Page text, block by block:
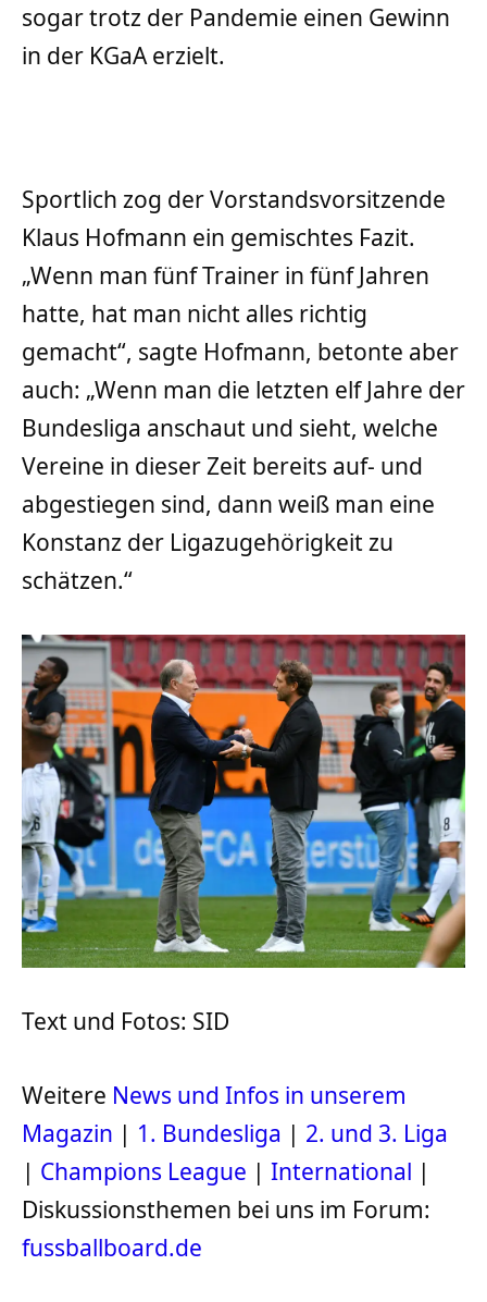
sogar trotz der Pandemie einen Gewinn
in der KGaA erzielt.
Sportlich zog der Vorstandsvorsitzende
Klaus Hofmann ein gemischtes Fazit.
„Wenn man fünf Trainer in fünf Jahren
hatte, hat man nicht alles richtig
gemacht“, sagte Hofmann, betonte aber
auch: „Wenn man die letzten elf Jahre der
Bundesliga anschaut und sieht, welche
Vereine in dieser Zeit bereits auf- und
abgestiegen sind, dann weiß man eine
Konstanz der Ligazugehörigkeit zu
schätzen.“
Text und Fotos: SID
Weitere News und Infos in unserem
Magazin | 1. Bundesliga | 2. und 3. Liga
| Champions League | International |
Diskussionsthemen bei uns im Forum:
fussballboard.de